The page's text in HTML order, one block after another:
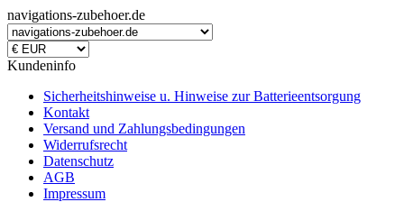
navigations-zubehoer.de
Kundeninfo
Sicherheitshinweise u. Hinweise zur Batterieentsorgung
Kontakt
Versand und Zahlungsbedingungen
Widerrufsrecht
Datenschutz
AGB
Impressum